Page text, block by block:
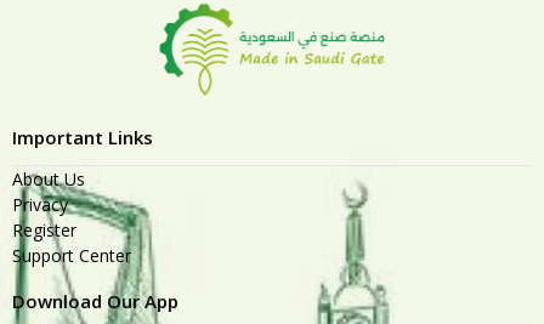
Important Links
About Us
Privacy
Register
Support Center
Download Our App